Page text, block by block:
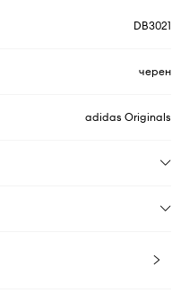
DB3021
черен
adidas Originals